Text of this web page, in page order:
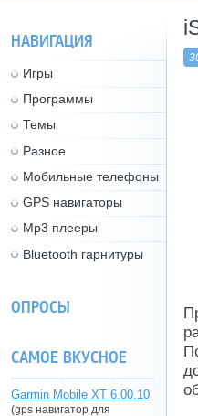
НАВИГАЦИЯ
Игры
Программы
Темы
Разное
Мобильные телефоны
GPS навигаторы
Mp3 плееры
Bluetooth гарнитуры
ОПРОСЫ
САМОЕ ВКУСНОЕ
Garmin Mobile XT 6.00.10
(gps навигатор для